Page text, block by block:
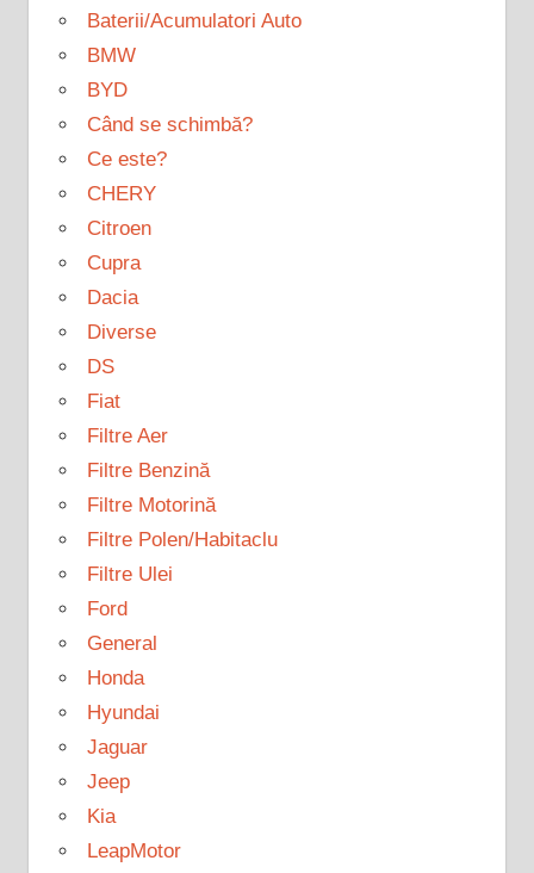
Baterii/Acumulatori Auto
BMW
BYD
Când se schimbă?
Ce este?
CHERY
Citroen
Cupra
Dacia
Diverse
DS
Fiat
Filtre Aer
Filtre Benzină
Filtre Motorină
Filtre Polen/Habitaclu
Filtre Ulei
Ford
General
Honda
Hyundai
Jaguar
Jeep
Kia
LeapMotor